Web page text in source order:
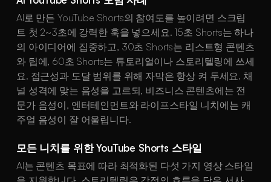
AI로 만든 YouTube Shorts의 참여도를 높이려면 스크립
트 첫 2~3초에 강력한 훅을 넣으세요. 15초 Shorts는 하나
의 아이디어에 집중하고, 30초 Shorts는 리스트형 콘텐츠
와 팁에, 60초 Shorts는 튜토리얼이나 스토리텔링에 쓰세
요. 접근성과 도달 범위를 위해 자막은 항상 켜 두세요. 채
널 성격에 맞는 음성을 고르되, 비즈니스 콘텐츠에는 전
문가 음성이, 엔터테인먼트와 라이프스타일 니치에는 캐
주얼 음성이 잘 어울립니다.
모든 니치를 위한 YouTube Shorts 스타일
AI는 콘텐츠 목표에 따라 최적화된 다섯 가지 영상 스타일